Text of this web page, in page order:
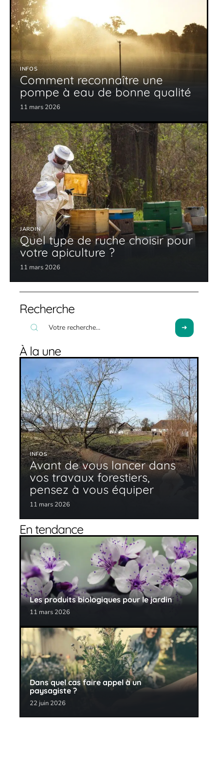
INFOS
Comment reconnaître une
pompe à eau de bonne qualité
11 mars 2026
JARDIN
Quel type de ruche choisir pour
votre apiculture ?
11 mars 2026
Recherche
À la une
INFOS
Avant de vous lancer dans
vos travaux forestiers,
pensez à vous équiper
11 mars 2026
En tendance
Les produits biologiques pour le jardin
11 mars 2026
Dans quel cas faire appel à un
paysagiste ?
22 juin 2026